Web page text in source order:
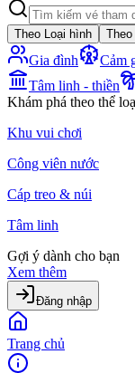
Theo Loại hình Theo
Gia đình Cảm
Tâm linh - thiền
Khám phá theo thể
Khu vui chơi
Công viên nước
Cáp treo & núi
Tâm linh
Gợi ý dành cho bạn
Xem thêm
Đăng nhập
Trang chủ